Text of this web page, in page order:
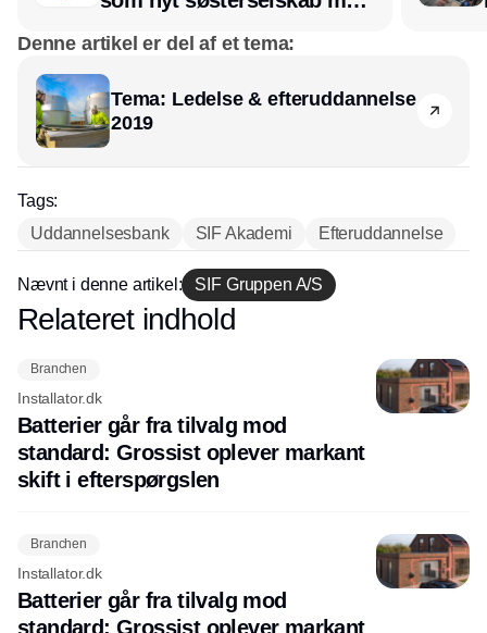
Denne artikel er del af et tema:
Tema: Ledelse & efteruddannelse
2019
Tags:
Uddannelsesbank
SIF Akademi Efteruddannelse
Nævnt i denne artikel: SIF Gruppen A/S
Annonce
Relateret indhold
Branchen
Installator.dk
Batterier går fra tilvalg mod
standard: Grossist oplever markant
skift i efterspørgslen
Branchen
Installator.dk
Batterier går fra tilvalg mod
standard: Grossist oplever markant